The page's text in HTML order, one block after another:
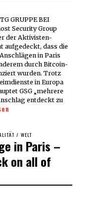
Security Group
der Aktivisten-
aufgedeckt, dass die
in Paris
durch Bitcoin-
wurden. Trotz
in Europa
GSG „mehrere
entdeckt zu
/ WELT
in Paris –
on all of